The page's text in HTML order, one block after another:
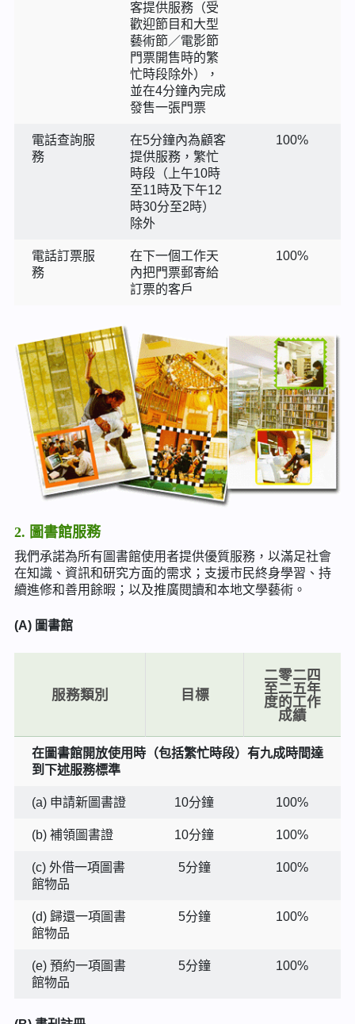
客提供服務（受
歡迎節目和大型
藝術節／電影節
門票開售時的繁
忙時段除外），
並在4分鐘內完成
發售一張門票
電話查詢服
務
在5分鐘內為顧客
提供服務，繁忙
時段（上午10時
至11時及下午12
時30分至2時）
除外
100%
電話訂票服
務
在下一個工作天
內把門票郵寄給
訂票的客戶
100%
2. 圖書館服務
我們承諾為所有圖書館使用者提供優質服務，以滿足社會
在知識、資訊和研究方面的需求；支援市民終身學習、持
續進修和善用餘暇；以及推廣閱讀和本地文學藝術。
(A) 圖書館
服務類別 目標
二零二四
至二五年
度的工作
成績
在圖書館開放使用時（包括繁忙時段）有九成時間達
到下述服務標準
(a) 申請新圖書證 10分鐘 100%
(b) 補領圖書證 10分鐘 100%
(c) 外借一項圖書
館物品
5分鐘 100%
(d) 歸還一項圖書
館物品
5分鐘 100%
(e) 預約一項圖書
館物品
5分鐘 100%